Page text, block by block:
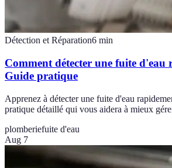
Détection et Réparation6 min
Comment détecter une fuite d'eau
Guide pratique
Apprenez à détecter une fuite d'eau
pratique détaillé qui vous aidera à mieux
plomberiefuite d'eau
Aug 7